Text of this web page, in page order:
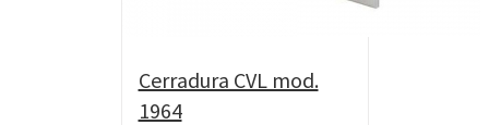
Cerradura CVL mod.
1964